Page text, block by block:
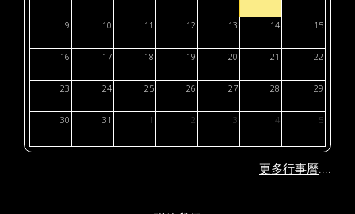
9 10 11 12 13 14 15
16 17 18 19 20 21 22
23 24 25 26 27 28 29
30 31 1 2 3 4 5
更多行事曆